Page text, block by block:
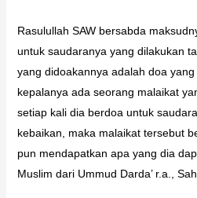
Rasulullah SAW bersabda
untuk saudaranya yang dilakukan
yang didoakannya adalah doa
kepalanya ada seorang malaikat
setiap kali dia berdoa untuk
kebaikan, maka malaikat tersebut
pun mendapatkan apa yang dia
Muslim dari Ummud Darda’ r.a.,